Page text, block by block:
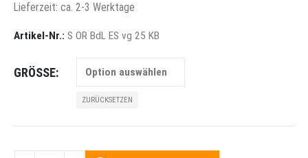
Lieferzeit: ca. 2-3 Werktage
Artikel-Nr.: S OR BdL ES vg 25 KB
GRÖSSE
ZURÜCKSETZEN